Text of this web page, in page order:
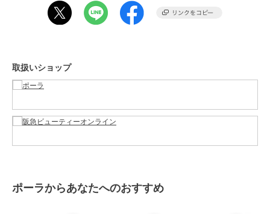
リーム
カラー
サイズ
商品のお取り扱い方法
取扱いショップ
ポーラからあなたへのおすすめ